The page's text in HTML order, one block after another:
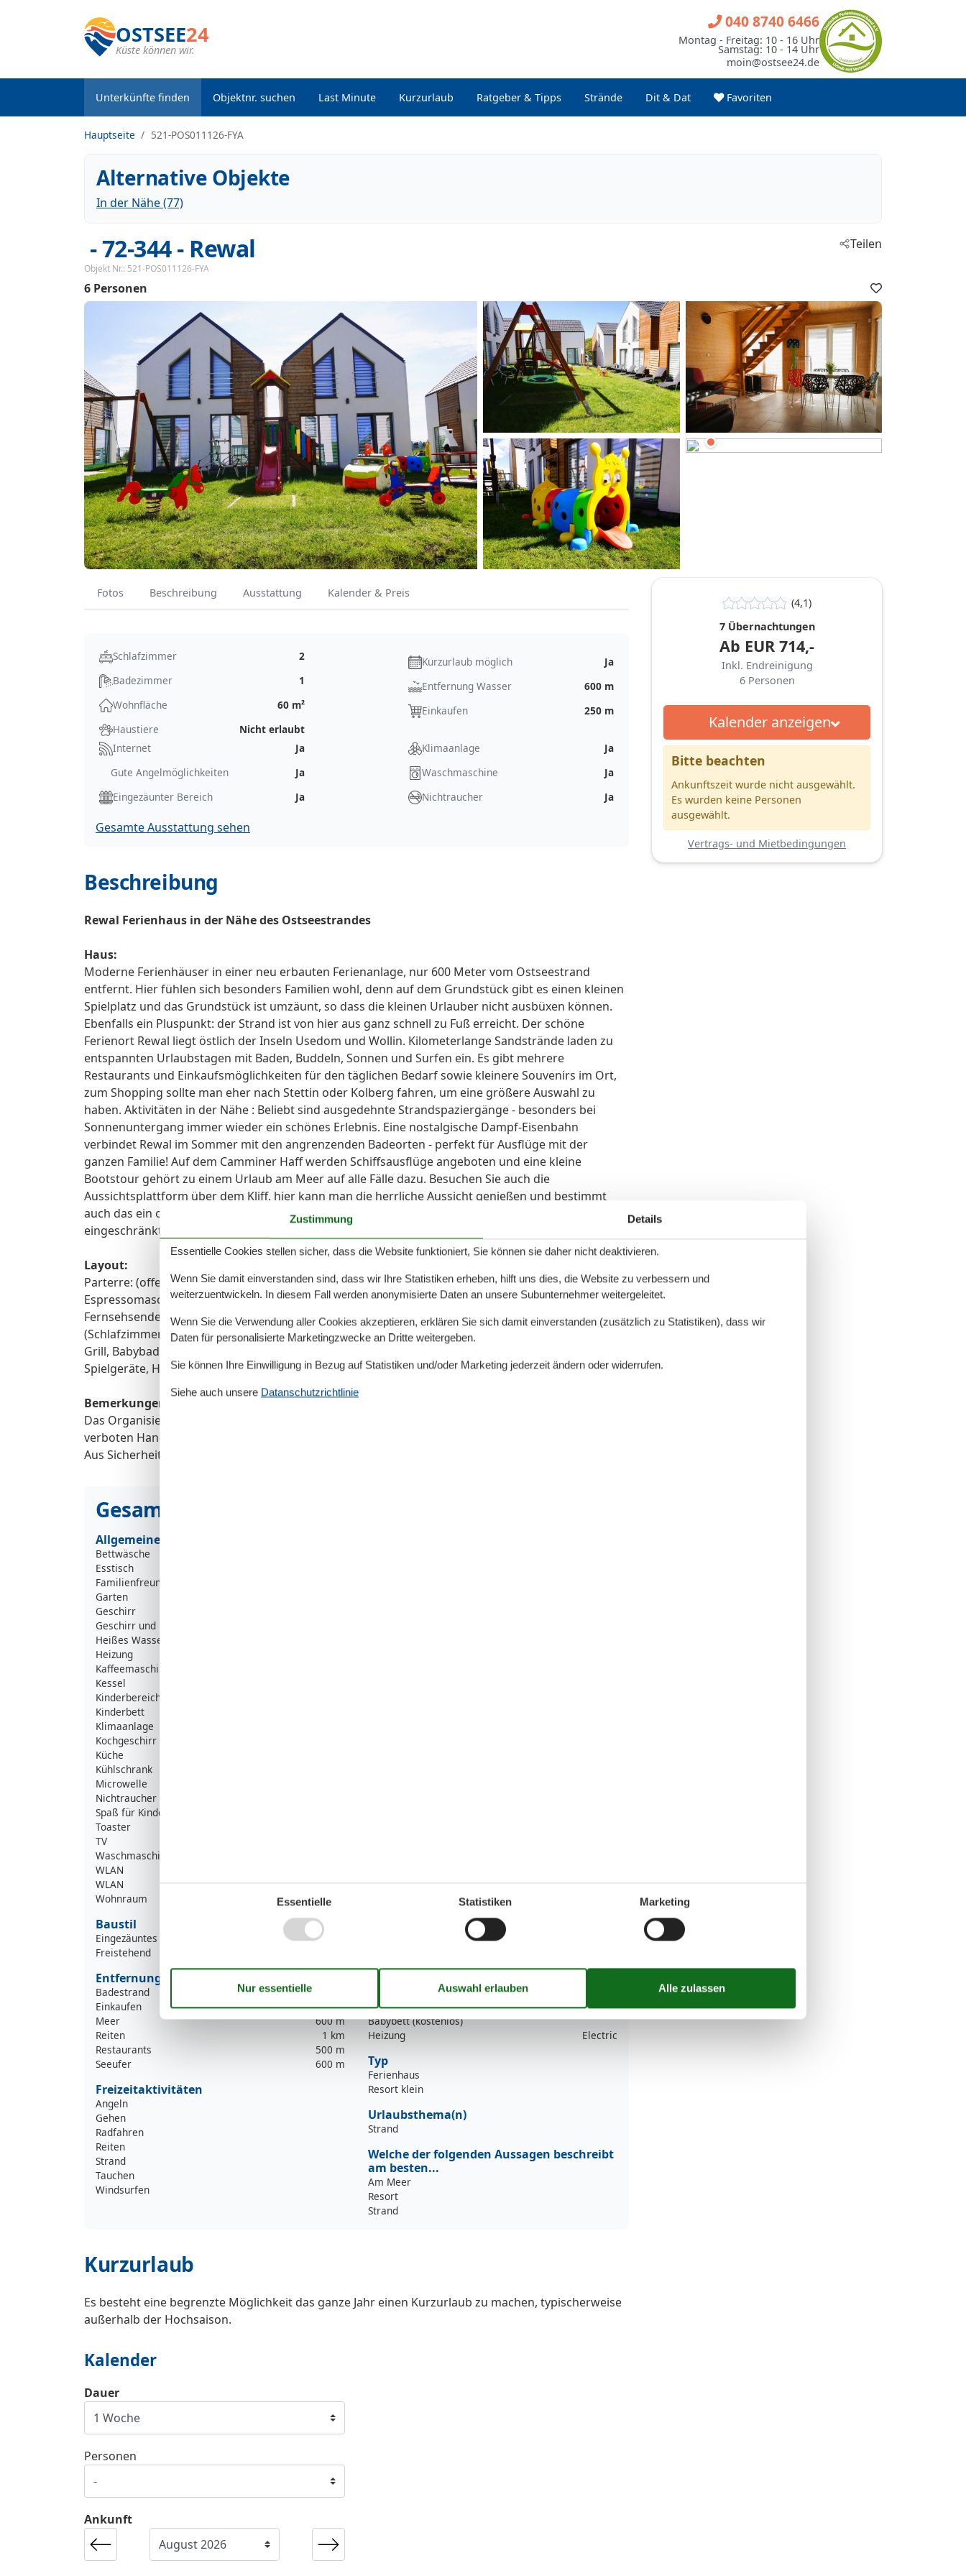
OSTSEE24
Küste können wir.
Unterkünfte finden Objektnr. suchen Last Minute Kurzurlaub Ratgeber & Tipps Strände Dit & Dat Favoriten
040 8740 6466
Montag - Freitag: 10 - 16 Uhr
Samstag: 10 - 14 Uhr
moin@ostsee24.de
Hauptseite 521-POS011126-FYA
Alternative Objekte
In der Nähe (77)
- 72-344 - Rewal
Objekt Nr.: 521-POS011126-FYA
Teilen
6 Personen
Fotos Beschreibung Ausstattung Kalender & Preis
Schlafzimmer
2
Badezimmer
1
Wohnfläche
60 m²
Haustiere
Nicht erlaubt
Kurzurlaub möglich
Ja
Entfernung Wasser
600 m
Einkaufen
250 m
Internet
Ja
Gute Angelmöglichkeiten
Ja
Eingezäunter Bereich
Ja
Klimaanlage
Ja
Waschmaschine
Ja
Nichtraucher
Ja
Gesamte Ausstattung sehen
Beschreibung
Rewal Ferienhaus in der Nähe des Ostseestrandes
Haus:
Moderne Ferienhäuser in einer neu erbauten Ferienanlage, nur 600 Meter vom Ostseestrand
entfernt. Hier fühlen sich besonders Familien wohl, denn auf dem Grundstück gibt es einen kleinen
Spielplatz und das Grundstück ist umzäunt, so dass die kleinen Urlauber nicht ausbüxen können.
Ebenfalls ein Pluspunkt: der Strand ist von hier aus ganz schnell zu Fuß erreicht. Der schöne
Ferienort Rewal liegt östlich der Inseln Usedom und Wollin. Kilometerlange Sandstrände laden zu
entspannten Urlaubstagen mit Baden, Buddeln, Sonnen und Surfen ein. Es gibt mehrere
Restaurants und Einkaufsmöglichkeiten für den täglichen Bedarf sowie kleinere Souvenirs im Ort,
zum Shopping sollte man eher nach Stettin oder Kolberg fahren, um eine größere Auswahl zu
haben. Aktivitäten in der Nähe : Beliebt sind ausgedehnte Strandspaziergänge - besonders bei
Sonnenuntergang immer wieder ein schönes Erlebnis. Eine nostalgische Dampf-Eisenbahn
verbindet Rewal im Sommer mit den angrenzenden Badeorten - perfekt für Ausflüge mit der
ganzen Familie! Auf dem Camminer Haff werden Schiffsausflüge angeboten und eine kleine
Bootstour gehört zu einem Urlaub am Meer auf alle Fälle dazu. Besuchen Sie auch die
Aussichtsplattform über dem Kliff, hier kann man die herrliche Aussicht genießen und bestimmt
auch das ein oder andere schöne Urlaubsfoto knipsen Mobilität : Nicht geeignet für Personen mit
eingeschränkter Mobilität
Layout:
Parterre: (offene Küche(Kochplatte(2 Kochplatten), Wasserkocher, Kochendwasserhahn, Toaster,
Espressomaschine, Mikrowelle, Kühl-/Gefrierkombination), Wohn/Esszimmer(TV(Satellit, Deutsch
Fernsehsender), Esstisch, Sitzecke), Badezimmer(Dusche, Waschbecken, Toilette)) In der 1. Etage:
(Schlafzimmer(Einzelbett, Einzelbett, Doppelbett), Schlafzimmer(Einzelbett, Einzelbett, Doppelbett))
Grill, Babybadewanne, Heizung(elektrisch), Terrasse, Gartenmöbel, Parkplatz, Sandkasten,
Spielgeräte, Hochstuhl, Babybett (kostenlos)
Bemerkungen:
Das Organisieren von Studentenfeiern, Junggesellenabschieden und Trinkfeiern ist in diesem Haus
verboten Handtücher sind mitzubringen. Nichtraucher-Unterkunft. Haustiere sind nicht erlaubt.
Aus Sicherheitsgründen ist die Ferienanlage videoüberwacht.
Gesamte Ausstattung
Allgemeine Information
Bettwäsche
Esstisch
Familienfreundlich
Garten
Geschirr
Geschirr und Besteck
Heißes Wasser
Heizung
Kaffeemaschine
Kessel
Kinderbereich
Kinderbett
Klimaanlage
Kochgeschirr
Küche
Kühlschrank
Microwelle
Nichtraucher
Spaß für Kinder
Toaster
TV
Waschmaschine
WLAN
WLAN
Wohnraum
60 m²
Baustil
Eingezäuntes Grundstück
Freistehend
Entfernung
Badestrand
Einkaufen
250 m
Meer
600 m
Reiten
1 km
Restaurants
500 m
Seeufer
600 m
Freizeitaktivitäten
Angeln
Gehen
Radfahren
Reiten
Strand
Tauchen
Windsurfen
Parken
Sanitär / Waschen
Toilette
Sonstige
Babybett (kostenlos)
Heizung
Electric
Typ
Ferienhaus
Resort klein
Urlaubsthema(n)
Strand
Welche der folgenden Aussagen beschreibt
am besten...
Am Meer
Resort
Strand
Kurzurlaub
Es besteht eine begrenzte Möglichkeit das ganze Jahr einen Kurzurlaub zu machen, typischerweise
außerhalb der Hochsaison.
Kalender
Ankunft
Dauer
Personen
(4,1)
7 Übernachtungen
Ab EUR 714,-
Inkl. Endreinigung
6 Personen
Kalender anzeigen
Bitte beachten
Ankunftszeit wurde nicht ausgewählt.
Es wurden keine Personen
ausgewählt.
Vertrags- und Mietbedingungen
Zustimmung Details
Essentielle Cookies stellen sicher, dass die Website funktioniert, Sie können sie daher nicht deaktivieren.
Wenn Sie damit einverstanden sind, dass wir Ihre Statistiken erheben, hilft uns dies, die Website zu verbessern und
weiterzuentwickeln. In diesem Fall werden anonymisierte Daten an unsere Subunternehmer weitergeleitet.
Wenn Sie die Verwendung aller Cookies akzeptieren, erklären Sie sich damit einverstanden (zusätzlich zu Statistiken), dass wir
Daten für personalisierte Marketingzwecke an Dritte weitergeben.
Sie können Ihre Einwilligung in Bezug auf Statistiken und/oder Marketing jederzeit ändern oder widerrufen.
Siehe auch unsere Datanschutzrichtlinie
Essentielle Statistiken Marketing